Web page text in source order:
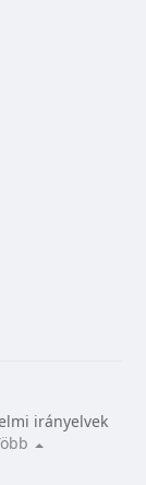
irányelvek